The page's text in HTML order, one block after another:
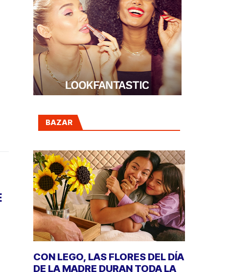
BAZAR
CON LEGO, LAS FLORES DEL DÍA
DE LA MADRE DURAN TODA LA